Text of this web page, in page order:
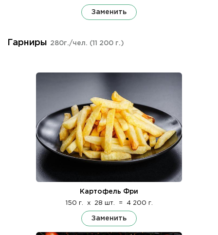
Заменить
Гарниры 280г./чел. (11 200 г.)
Картофель Фри
150 г. x 28 шт. = 4 200 г.
Заменить